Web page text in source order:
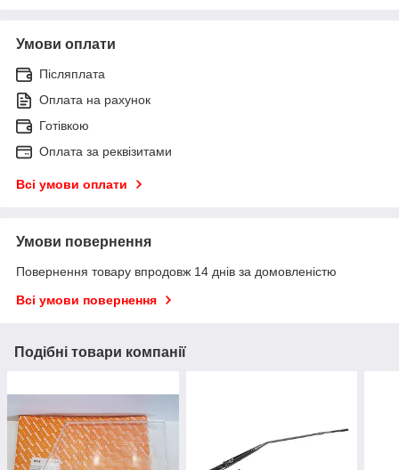
Умови оплати
Післяплата
Оплата на рахунок
Готівкою
Оплата за реквізитами
Всі умови оплати
Умови повернення
Повернення товару впродовж 14 днів за домовленістю
Всі умови повернення
Подібні товари компанії